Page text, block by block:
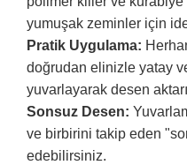
yumuşak zeminler için
Pratik Uygulama:
doğrudan elinizle yatay
yuvarlayarak desen
Sonsuz Desen:
ve birbirini takip eden
edebilirsiniz.